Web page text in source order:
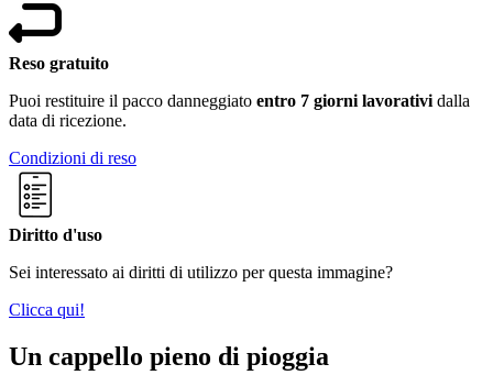
Reso gratuito
Puoi restituire il pacco danneggiato entro 7 giorni lavorativi dalla
data di ricezione.
Condizioni di reso
Diritto d'uso
Sei interessato ai diritti di utilizzo per questa immagine?
Clicca qui!
Un cappello pieno di pioggia